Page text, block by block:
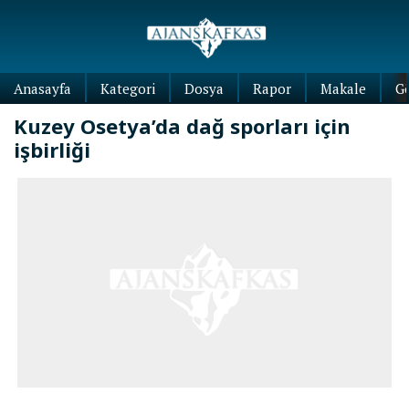
Anasayfa Kategori Dosya Rapor Makale
Kuzey Osetya’da dağ sporları için
işbirliği